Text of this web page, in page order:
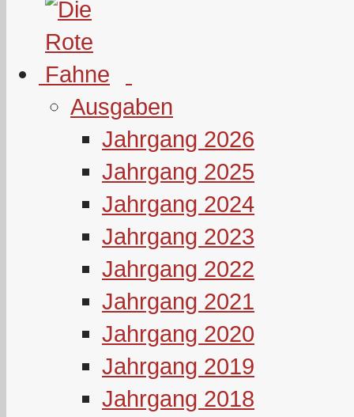
Ausgaben
Jahrgang 2026
Jahrgang 2025
Jahrgang 2024
Jahrgang 2023
Jahrgang 2022
Jahrgang 2021
Jahrgang 2020
Jahrgang 2019
Jahrgang 2018